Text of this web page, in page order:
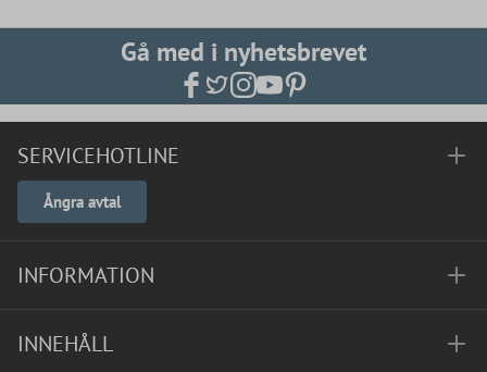
Gå med i nyhetsbrevet
SERVICEHOTLINE
Ångra avtal
INFORMATION
INNEHÅLL